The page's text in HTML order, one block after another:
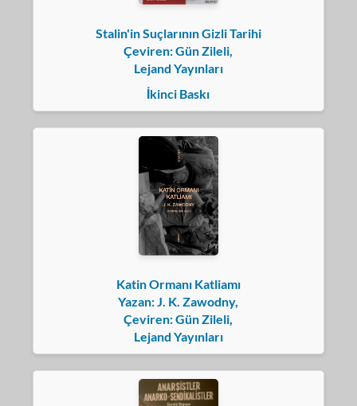
Stalin'in Suçlarının Gizli Tarihi
Çeviren: Gün Zileli,
Lejand Yayınları
İkinci Baskı
Katin Ormanı Katliamı
Yazan: J. K. Zawodny,
Çeviren: Gün Zileli,
Lejand Yayınları